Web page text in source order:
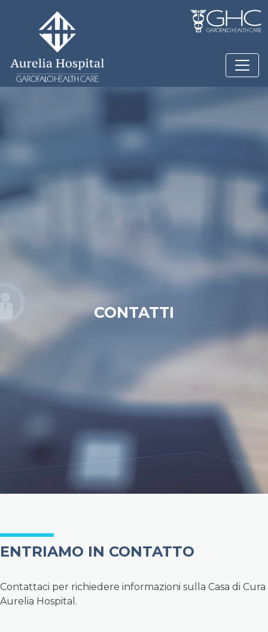
CONTATTI
ENTRIAMO IN CONTATTO
Contattaci per richiedere informazioni sulla Casa di Cura
Aurelia Hospital.